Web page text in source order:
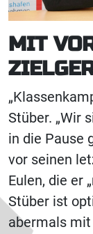
MIT
Stüber. „Wir
in die Pause
vor seinen
Eulen, die er
Stüber ist
abermals